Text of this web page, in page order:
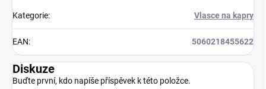
Kategorie: Vlasce na kapry
EAN: 5060218455622
Diskuze
Buďte první, kdo napíše příspěvek k této položce.